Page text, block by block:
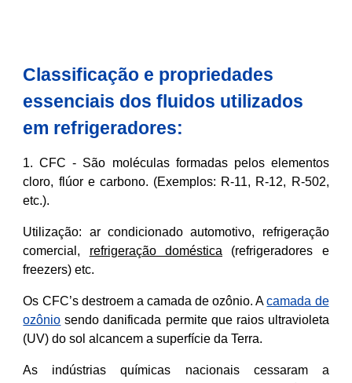
Classificação e propriedades
essenciais dos fluidos utilizados
em refrigeradores:
1. CFC - São moléculas formadas pelos elementos
cloro, flúor e carbono. (Exemplos: R-11, R-12, R-502,
etc.).
Utilização: ar condicionado automotivo, refrigeração
comercial, refrigeração doméstica (refrigeradores e
freezers) etc.
Os CFC’s destroem a camada de ozônio. Acamada de
ozônio sendo danificada permite que raios ultravioleta
(UV) do sol alcancem a superfície da Terra.
As indústrias químicas nacionais cessaram a